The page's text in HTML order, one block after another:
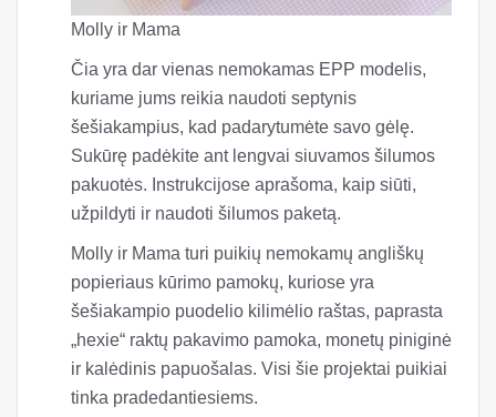
Molly ir Mama
Čia yra dar vienas nemokamas EPP modelis,
kuriame jums reikia naudoti septynis
šešiakampius, kad padarytumėte savo gėlę.
Sukūrę padėkite ant lengvai siuvamos šilumos
pakuotės. Instrukcijose aprašoma, kaip siūti,
užpildyti ir naudoti šilumos paketą.
Molly ir Mama turi puikių nemokamų angliškų
popieriaus kūrimo pamokų, kuriose yra
šešiakampio puodelio kilimėlio raštas, paprasta
„hexie“ raktų pakavimo pamoka, monetų piniginė
ir kalėdinis papuošalas. Visi šie projektai puikiai
tinka pradedantiesiems.